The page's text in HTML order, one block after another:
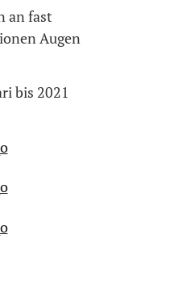
an fast
Augen
bis 2021